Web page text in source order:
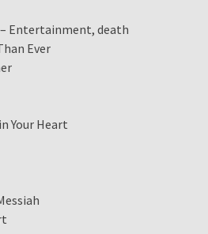
Entertainment, death
Ever
Your Heart